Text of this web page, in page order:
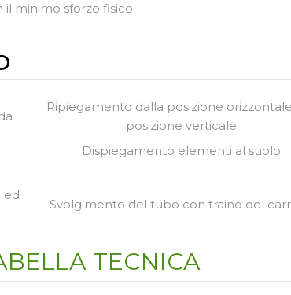
minimo sforzo fisico.
Ripiegamento dalla posizione
posizione verticale
Dispiegamento elementi al suolo
ed
Svolgimento del tubo con traino del
TECNICA